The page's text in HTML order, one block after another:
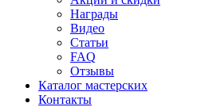
Награды
Видео
Статьи
FAQ
Отзывы
Каталог мастерских
Контакты